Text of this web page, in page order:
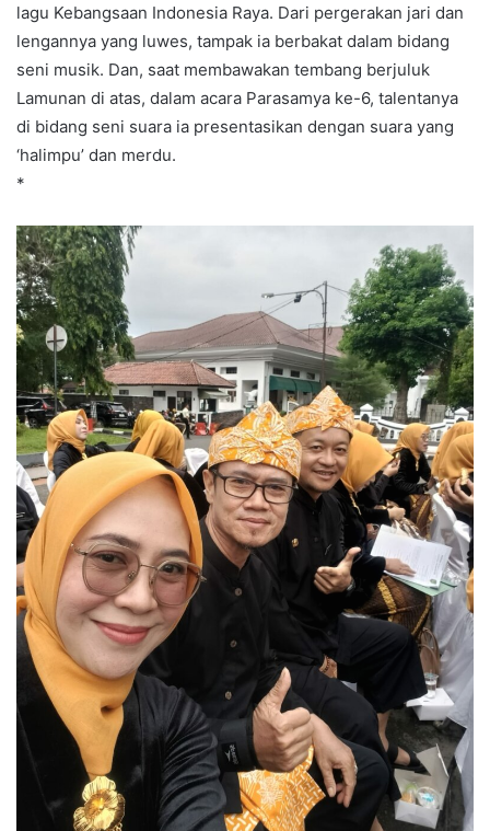
lagu Kebangsaan Indonesia Raya. Dari pergerakan jari dan
lengannya yang luwes, tampak ia berbakat dalam bidang
seni musik. Dan, saat membawakan tembang berjuluk
Lamunan di atas, dalam acara Parasamya ke-6, talentanya
di bidang seni suara ia presentasikan dengan suara yang
‘halimpu’ dan merdu.
*